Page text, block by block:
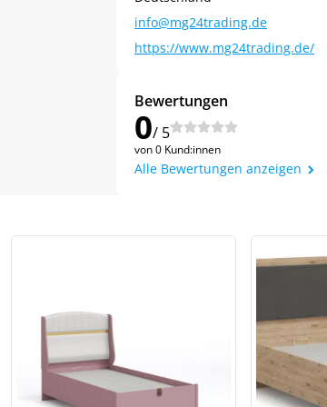
info@mg24trading.de
https://www.mg24trading.de/
Bewertungen
0/ 5
von 0 Kund:innen
Alle Bewertungen anzeigen
Meinen Code senden
dem Laufenden über Neuigkeiten und
darüber, wie wir Ihre Daten für Marketingkommunikation